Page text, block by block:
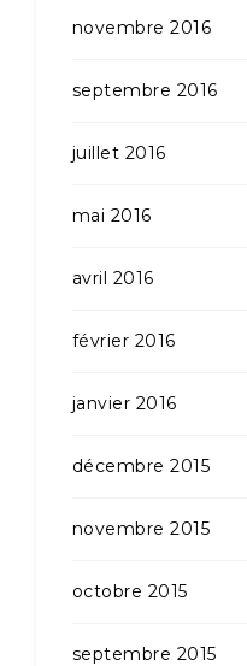
novembre 2016
septembre 2016
juillet 2016
mai 2016
avril 2016
février 2016
janvier 2016
décembre 2015
novembre 2015
octobre 2015
septembre 2015